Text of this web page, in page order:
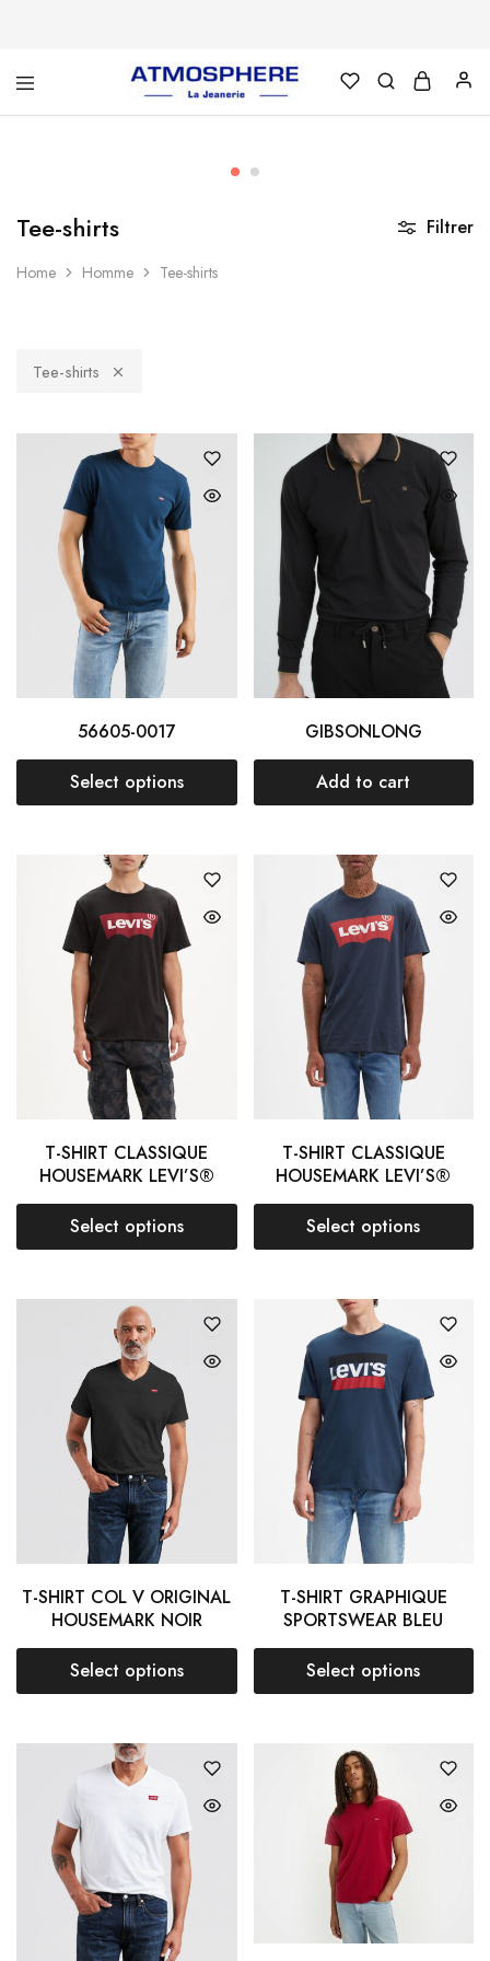
Atmosphère
Un
Tee-shirts
Home Homme Tee-shirts
Filtrer
Tee-shirts
56605-0017
Select options
GIBSONLONG
Add to cart
T-SHIRT CLASSIQUE
HOUSEMARK LEVI’S®
Select options
T-SHIRT CLASSIQUE
HOUSEMARK LEVI’S®
Select options
T-SHIRT COL V ORIGINAL
HOUSEMARK NOIR
Select options
T-SHIRT GRAPHIQUE
SPORTSWEAR BLEU
Select options